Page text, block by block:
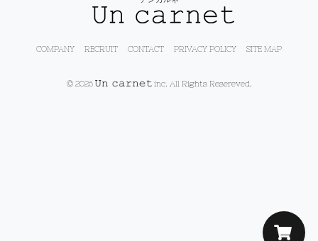
COMPANY RECRUIT CONTACT PRIVACY POLICY SITE MAP
© 2026 inc. All Rights Resereved.